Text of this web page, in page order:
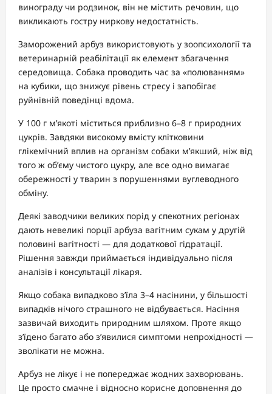
винограду чи родзинок, він не містить речовин, що
викликають гостру ниркову недостатність.
Заморожений арбуз використовують у зоопсихології та
ветеринарній реабілітації як елемент збагачення
середовища. Собака проводить час за «полюванням»
на кубики, що знижує рівень стресу і запобігає
руйнівній поведінці вдома.
У 100 г м’якоті міститься приблизно 6–8 г природних
цукрів. Завдяки високому вмісту клітковини
глікемічний вплив на організм собаки м’якший, ніж від
того ж об’єму чистого цукру, але все одно вимагає
обережності у тварин з порушеннями вуглеводного
обміну.
Деякі заводчики великих порід у спекотних регіонах
дають невеликі порції арбуза вагітним сукам у другій
половині вагітності — для додаткової гідратації.
Рішення завжди приймається індивідуально після
аналізів і консультації лікаря.
Якщо собака випадково з’їла 3–4 насінини, у більшості
випадків нічого страшного не відбувається. Насіння
зазвичай виходить природним шляхом. Проте якщо
з’їдено багато або з’явилися симптоми непрохідності —
зволікати не можна.
Арбуз не лікує і не попереджає жодних захворювань.
Це просто смачне і відносно корисне доповнення до